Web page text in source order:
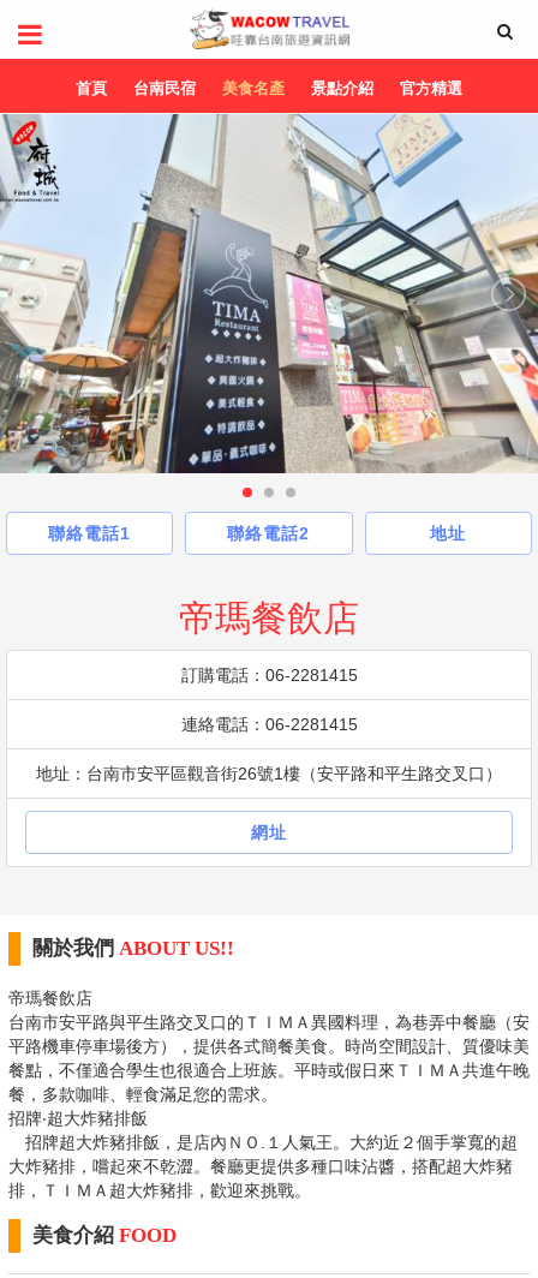
首頁 台南民宿 美食名產 景點介紹 官方精選
聯絡電話1 聯絡電話2 地址
帝瑪餐飲店
訂購電話：06-2281415
連絡電話：06-2281415
地址：台南市安平區觀音街26號1樓（安平路和平生路交叉口）
網址
關於我們 ABOUT US!!
帝瑪餐飲店
台南市安平路與平生路交叉口的ＴＩＭＡ異國料理，為巷弄中餐廳（安
平路機車停車場後方），提供各式簡餐美食。時尚空間設計、質優味美
餐點，不僅適合學生也很適合上班族。平時或假日來ＴＩＭＡ共進午晚
餐，多款咖啡、輕食滿足您的需求。
招牌‧超大炸豬排飯
招牌超大炸豬排飯，是店內ＮＯ.１人氣王。大約近２個手掌寬的超
大炸豬排，嚐起來不乾澀。餐廳更提供多種口味沾醬，搭配超大炸豬
排，ＴＩＭＡ超大炸豬排，歡迎來挑戰。
美食介紹 FOOD